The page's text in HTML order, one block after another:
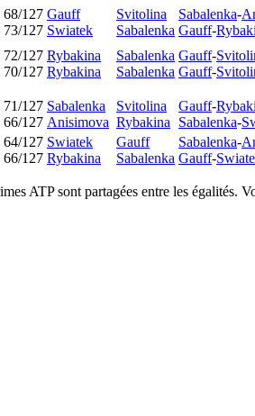
68/127
73/127
Gauff
Swiatek
Svitolina
Sabalenka
Sabalenka-
Gauff-
72/127
70/127
Rybakina
Rybakina
Sabalenka
Sabalenka
Gauff-
Gauff-
71/127
66/127
Sabalenka
Anisimova
Svitolina
Rybakina
Gauff-
Sabalenka-
64/127
66/127
Swiatek
Rybakina
Gauff
Sabalenka
Sabalenka-
Gauff-
ATP sont partagées entre les égalités.